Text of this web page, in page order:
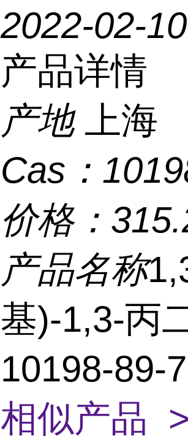
2022-02-10
产品详情
产地 上海
Cas：
价格：
产品名称
基)-1,3-丙
10198-89-
相似产品 >